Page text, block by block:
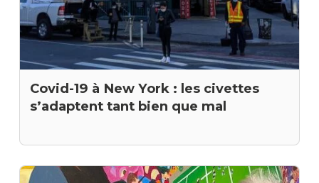
Covid-19 à New York : les civettes
s’adaptent tant bien que mal